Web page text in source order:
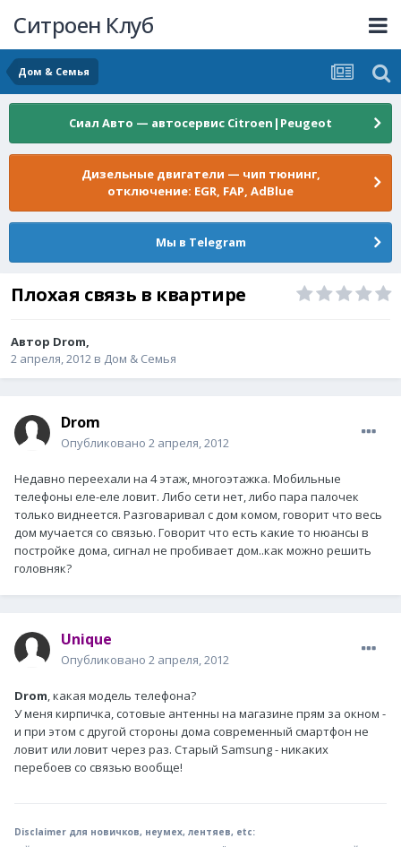
Ситроен Клуб
Дом & Семья
Сиал Авто — автосервис Citroen|Peugeot
Дизельные двигатели — чип тюнинг,
отключение: EGR, FAP, AdBlue
Мы в Telegram
Плохая связь в квартире
Автор Drom,
2 апреля, 2012 в Дом & Семья
Drom
Опубликовано 2 апреля, 2012
Недавно переехали на 4 этаж, многоэтажка. Мобильные
телефоны еле-еле ловит. Либо сети нет, либо пара палочек
только виднеется. Разговаривал с дом комом, говорит что весь
дом мучается со связью. Говорит что есть какие то нюансы в
постройке дома, сигнал не пробивает дом..как можно решить
головняк?
Unique
Опубликовано 2 апреля, 2012
Drom, какая модель телефона?
У меня кирпичка, сотовые антенны на магазине прям за окном -
и при этом с другой стороны дома современный смартфон не
ловит или ловит через раз. Старый Samsung - никаких
перебоев со связью вообще!
Disclaimer для новичков, неумех, лентяев, etc: